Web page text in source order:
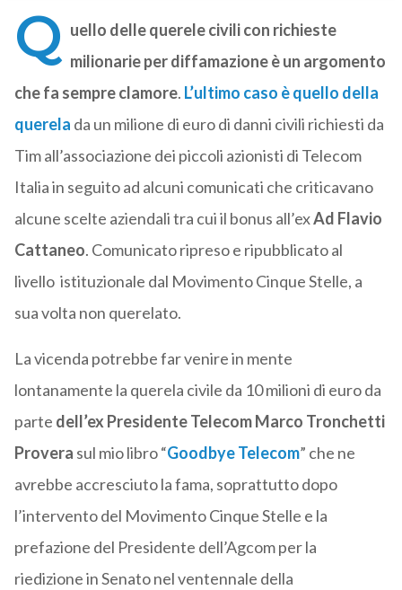
Q uello delle querele civili con richieste
milionarie per diffamazione è un argomento
che fa sempre clamore. L’ultimo caso è quello della
querela da un milione di euro di danni civili richiesti da
Tim all’associazione dei piccoli azionisti di Telecom
Italia in seguito ad alcuni comunicati che criticavano
alcune scelte aziendali tra cui il bonus all’exAd Flavio
Cattaneo. Comunicato ripreso e ripubblicato al
livello istituzionale dal Movimento Cinque Stelle, a
sua volta non querelato.
La vicenda potrebbe far venire in mente
lontanamente la querela civile da 10 milioni di euro da
parte dell’ex Presidente Telecom Marco Tronchetti
Provera sul mio libro “Goodbye Telecom” che ne
avrebbe accresciuto la fama, soprattutto dopo
l’intervento del Movimento Cinque Stelle e la
prefazione del Presidente dell’Agcom per la
riedizione in Senato nel ventennale della